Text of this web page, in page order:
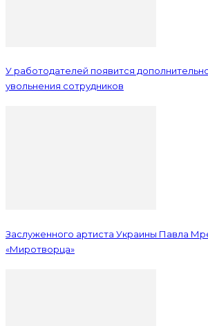
У работодателей появится
увольнения сотрудников
Заслуженного артиста Украины Павла
«Миротворца»